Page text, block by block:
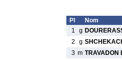
Pl Nom
1
g
2
g
3 m TRAVADON